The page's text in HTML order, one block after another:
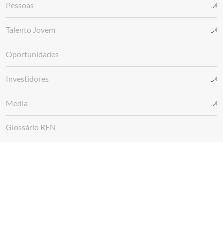
Pessoas
Talento Jovem
Oportunidades
Investidores
Media
Glossário REN